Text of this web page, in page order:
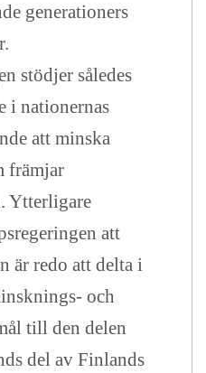
generationers
stödjer således
i nationernas
att minska
främjar
Ytterligare
att
är redo att delta i
och
till den delen
del av Finlands